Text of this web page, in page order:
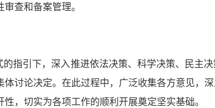
查和备案管理。
指引下，深入推进依法决策、科学决策、民主决
讨论决定。在此过程中，广泛收集各方意见，
，切实为各项工作的顺利开展奠定坚实基础。